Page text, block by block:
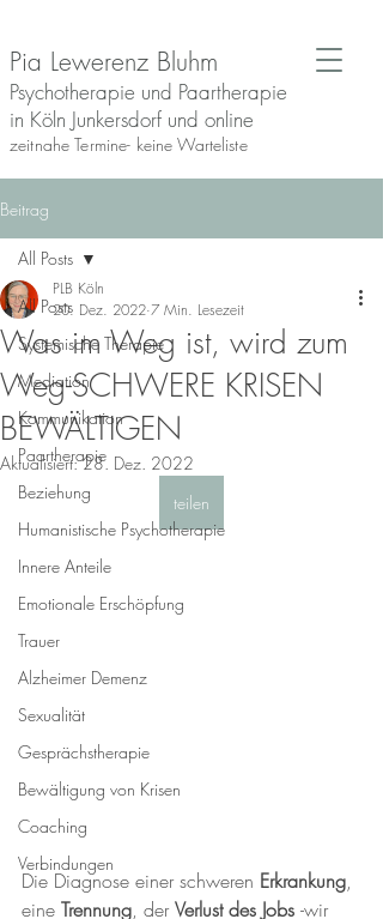
Pia Lewerenz Bluhm
Psychotherapie und Paartherapie
in Köln Junkersdorf und online
zeitnahe Termine- keine Warteliste
Beitrag
All Posts
Systemische Therapie
Mediation
Kommunikation
Paartherapie
Beziehung
Humanistische Psychotherapie
Innere Anteile
Emotionale Erschöpfung
Trauer
Alzheimer Demenz
Sexualität
Gesprächstherapie
Bewältigung von Krisen
Coaching
Verbindungen
All Posts
Was im Weg ist, wird zum
Weg-SCHWERE KRISEN
BEWÄLTIGEN
PLB Köln
20. Dez. 2022 7 Min. Lesezeit
Aktualisiert:28. Dez. 2022
teilen
Die Diagnose einer schweren Erkrankung,
eine Trennung, der Verlust des Jobs -wir